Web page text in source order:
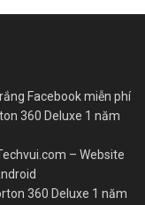
Facebook miễn phí
360 Deluxe 1 năm
– Website
360 Deluxe 1 năm